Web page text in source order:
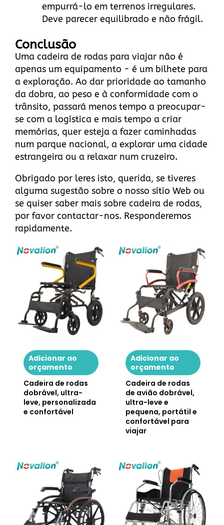
empurrá-lo em terrenos irregulares.
Deve parecer equilibrado e não frágil.
Conclusão
Uma cadeira de rodas para viajar não é
apenas um equipamento - é um bilhete para
a exploração. Ao dar prioridade ao tamanho
da dobra, ao peso e à conformidade com o
trânsito, passará menos tempo a preocupar-
se com a logística e mais tempo a criar
memórias, quer esteja a fazer caminhadas
num parque nacional, a explorar uma cidade
estrangeira ou a relaxar num cruzeiro.
Obrigado por leres isto, querida, se tiveres
alguma sugestão sobre o nosso sítio Web ou
se quiser saber mais sobre cadeira de rodas,
por favor contactar-nos. Responderemos
rapidamente.
Adicionar ao
orçamento
Cadeira de rodas
dobrável, ultra-
leve, personalizada
e confortável
Adicionar ao
orçamento
Cadeira de rodas
de avião dobrável,
ultra-leve e
pequena, portátil e
confortável para
viajar